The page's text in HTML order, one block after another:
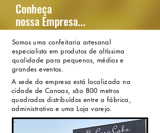
Conheça
nossa Empresa...
Somos uma confeitaria artesanal
especialista em produtos de altíssima
qualidade para pequenos, médios e
grandes eventos.
A sede da empresa está localizada na
cidade de Canoas, são 800 metros
quadrados distribuídos entre a fábrica,
administrativo e uma Loja varejo.